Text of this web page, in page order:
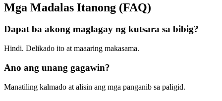
Mga Madalas Itanong (FAQ)
Dapat ba akong maglagay ng kutsara sa bibig?
Hindi. Delikado ito at maaaring makasama.
Ano ang unang gagawin?
Manatiling kalmado at alisin ang mga panganib sa paligid.